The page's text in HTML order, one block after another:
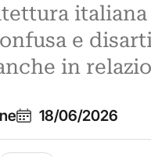
e
in
18/06/2026